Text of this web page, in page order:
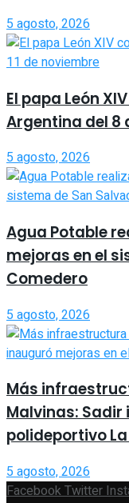
5 agosto, 2026
El papa León
Argentina del 8
5 agosto, 2026
Agua Potable
mejoras en el
Comedero
5 agosto, 2026
Más
Malvinas: Sadir
polideportivo
5 agosto, 2026
FacebookTwitter